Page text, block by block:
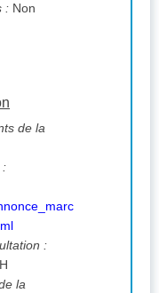
: Non
de la
:
:
la